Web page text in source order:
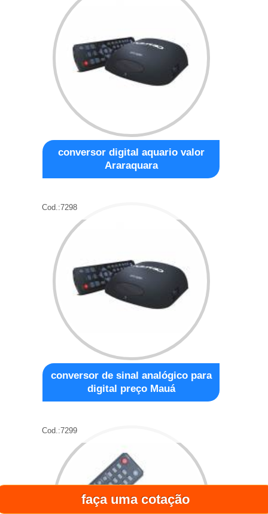
faça uma cotação
conversor digital aquario valor
Araraquara
Cod.:7298
conversor de sinal analógico para
digital preço Mauá
Cod.:7299